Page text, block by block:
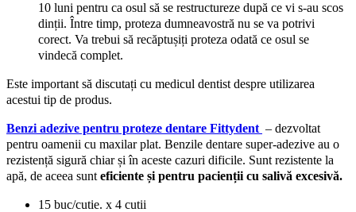
10 luni pentru ca osul să se restructureze după ce vi s-au scos
dinții. Între timp, proteza dumneavostră nu se va potrivi
corect. Va trebui să recăptușiți proteza odată ce osul se
vindecă complet.
Este important să discutați cu medicul dentist despre utilizarea
acestui tip de produs.
Benzi adezive pentru proteze dentare Fittydent – dezvoltat
pentru oamenii cu maxilar plat. Benzile dentare super-adezive au o
rezistență sigură chiar și în aceste cazuri dificile. Sunt rezistente la
apă, de aceea sunt eficiente și pentru pacienții cu salivă excesivă.
15 buc/cutie. x 4 cutii